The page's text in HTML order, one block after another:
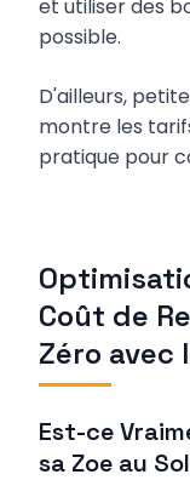
et utiliser des
possible.
D'ailleurs,
montre les
pratique pour
Coût de
Zéro avec
Est-ce
sa Zoe au